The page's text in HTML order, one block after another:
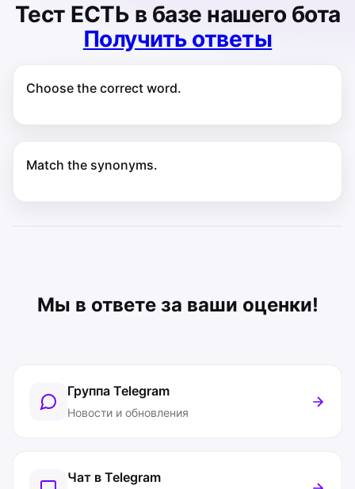
Тест ЕСТЬ в базе нашего бота
Получить ответы
Choose the correct word.
Match the synonyms.
Мы в ответе за ваши оценки!
Группа Telegram
Новости и обновления
Чат в Telegram